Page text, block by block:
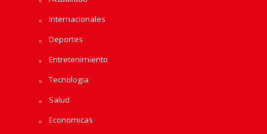
Internacionales
Deportes
Entretenimiento
Tecnologia
Salud
Economicas